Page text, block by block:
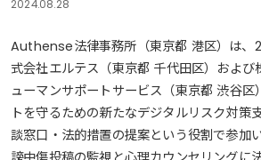
2024.08.28
Authense法律事務所（東京都 港区）は、
式会社エルテス（東京都 千代田区）および
ューマンサポートサービス（東京都 渋谷区
トを守るための新たなデジタルリスク対策
談窓口・法的措置の提案という役割で参加